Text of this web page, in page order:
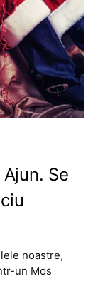
Se
noastre,
un Mos